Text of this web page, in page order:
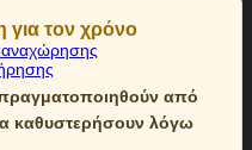
για τον χρόνο
από
καθυστερήσουν λόγω